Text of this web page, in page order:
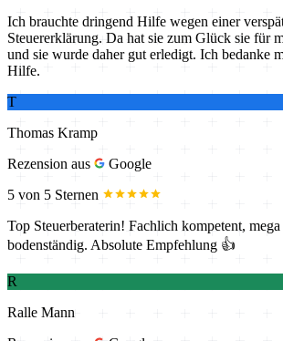
Ich brauchte dringend Hilfe wegen einer
Steuererklärung. Da hat sie zum Glück sie für
und sie wurde daher gut erledigt. Ich bedanke
Hilfe.
T
Thomas Kramp
Rezension aus
Google
5 von 5 Sternen
Top Steuerberaterin! Fachlich kompetent,
bodenständig. Absolute Empfehlung 👍
R
Ralle Mann